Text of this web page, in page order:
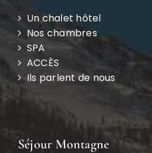
Un chalet hôtel
Nos chambres
SPA
ACCÈS
Ils parlent de nous
Séjour Montagne